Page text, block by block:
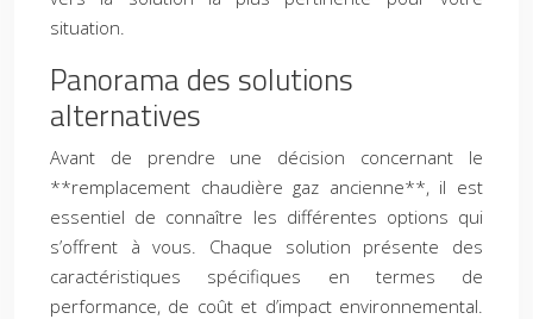
situation.
Panorama des solutions
alternatives
Avant de prendre une décision concernant le
**remplacement chaudière gaz ancienne**, il est
essentiel de connaître les différentes options qui
s’offrent à vous. Chaque solution présente des
caractéristiques spécifiques en termes de
performance, de coût et d’impact environnemental.